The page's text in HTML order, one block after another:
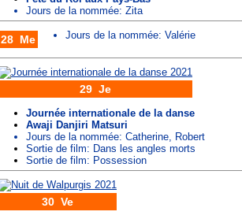
Jours de la nommée: Zita
28 Me Jours de la nommée: Valérie
29 Je
Journée internationale de la danse
Awaji Danjiri Matsuri
Jours de la nommée: Catherine, Robert
Sortie de film: Dans les angles morts
Sortie de film: Possession
30 Ve